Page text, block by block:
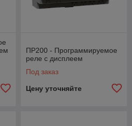
ПР200 - Программируемое
реле с дисплеем
Под заказ
Цену уточняйте